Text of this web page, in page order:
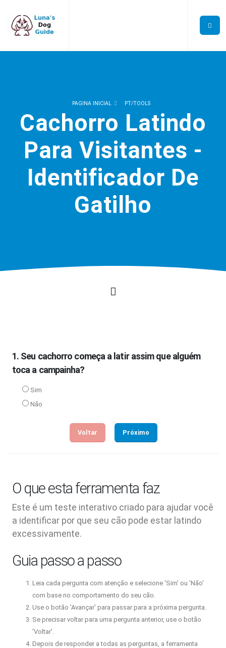
PAGINA INICIAL PT/TOOLS
Cachorro Latindo
Para Visitantes -
Identificador De
Gatilho
1. Seu cachorro começa a latir assim que alguém
toca a campainha?
Sim
Não
Voltar Próximo
O que esta ferramenta faz
Este é um teste interativo criado para ajudar você
a identificar por que seu cão pode estar latindo
excessivamente.
Guia passo a passo
Leia cada pergunta com atenção e selecione 'Sim' ou 'Não'
com base no comportamento do seu cão.
Use o botão 'Avançar' para passar para a próxima pergunta.
Se precisar voltar para uma pergunta anterior, use o botão
'Voltar'.
Depois de responder a todas as perguntas, a ferramenta